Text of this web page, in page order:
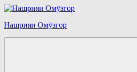
Перейти
содержимому
Нашрияи Омӯзгор